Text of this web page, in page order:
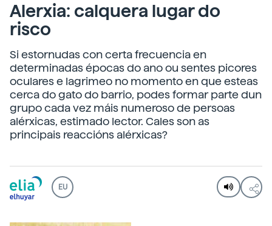
Alerxia: calquera lugar do
risco
Si estornudas con certa frecuencia en
determinadas épocas do ano ou sentes picores
oculares e lagrimeo no momento en que esteas
cerca do gato do barrio, podes formar parte dun
grupo cada vez máis numeroso de persoas
alérxicas, estimado lector. Cales son as
principais reaccións alérxicas?
EU